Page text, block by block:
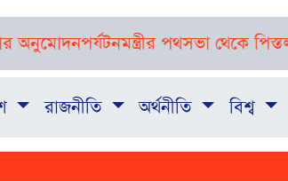
পথসভা থেকে পিস্তলসহ যুবক আটক
রাজনীতি অর্থনীতি বিশ্ব